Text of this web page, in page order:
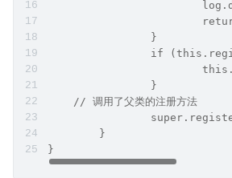
		}
if
		}
    // 调用了父类的注册方法
	}
}